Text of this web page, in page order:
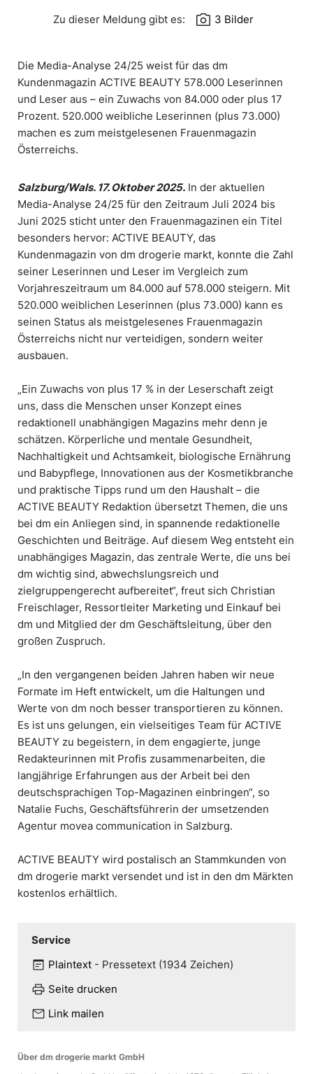
Zu dieser Meldung gibt es: photo_camera 3 Bilder
Die Media-Analyse 24/25 weist für das dm
Kundenmagazin ACTIVE BEAUTY 578.000 Leserinnen
und Leser aus – ein Zuwachs von 84.000 oder plus 17
Prozent. 520.000 weibliche Leserinnen (plus 73.000)
machen es zum meistgelesenen Frauenmagazin
Österreichs.
Salzburg/Wals. 17. Oktober 2025. In der aktuellen
Media-Analyse 24/25 für den Zeitraum Juli 2024 bis
Juni 2025 sticht unter den Frauenmagazinen ein Titel
besonders hervor: ACTIVE BEAUTY, das
Kundenmagazin von dm drogerie markt, konnte die Zahl
seiner Leserinnen und Leser im Vergleich zum
Vorjahreszeitraum um 84.000 auf 578.000 steigern. Mit
520.000 weiblichen Leserinnen (plus 73.000) kann es
seinen Status als meistgelesenes Frauenmagazin
Österreichs nicht nur verteidigen, sondern weiter
ausbauen.
„Ein Zuwachs von plus 17 % in der Leserschaft zeigt
uns, dass die Menschen unser Konzept eines
redaktionell unabhängigen Magazins mehr denn je
schätzen. Körperliche und mentale Gesundheit,
Nachhaltigkeit und Achtsamkeit, biologische Ernährung
und Babypflege, Innovationen aus der Kosmetikbranche
und praktische Tipps rund um den Haushalt – die
ACTIVE BEAUTY Redaktion übersetzt Themen, die uns
bei dm ein Anliegen sind, in spannende redaktionelle
Geschichten und Beiträge. Auf diesem Weg entsteht ein
unabhängiges Magazin, das zentrale Werte, die uns bei
dm wichtig sind, abwechslungsreich und
zielgruppengerecht aufbereitet“, freut sich Christian
Freischlager, Ressortleiter Marketing und Einkauf bei
dm und Mitglied der dm Geschäftsleitung, über den
großen Zuspruch.
„In den vergangenen beiden Jahren haben wir neue
Formate im Heft entwickelt, um die Haltungen und
Werte von dm noch besser transportieren zu können.
Es ist uns gelungen, ein vielseitiges Team für ACTIVE
BEAUTY zu begeistern, in dem engagierte, junge
Redakteurinnen mit Profis zusammenarbeiten, die
langjährige Erfahrungen aus der Arbeit bei den
deutschsprachigen Top-Magazinen einbringen“, so
Natalie Fuchs, Geschäftsführerin der umsetzenden
Agentur movea communication in Salzburg.
ACTIVE BEAUTY wird postalisch an Stammkunden von
dm drogerie markt versendet und ist in den dm Märkten
kostenlos erhältlich.
Service
wysiwyg Plaintext - Pressetext (1934 Zeichen)
print Seite drucken
mail Link mailen
Über dm drogerie markt GmbH